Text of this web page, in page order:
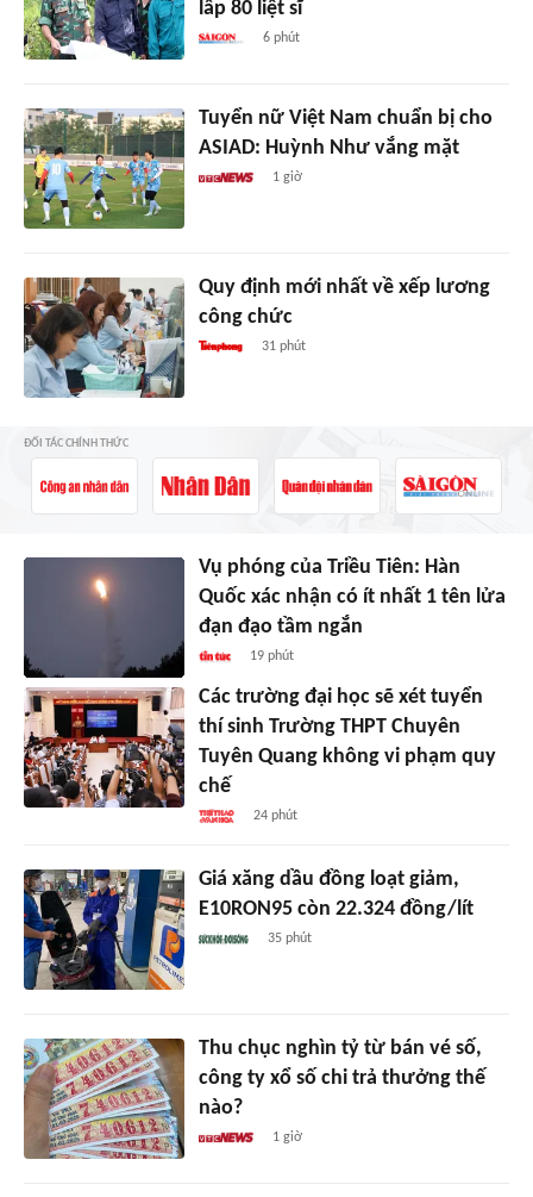
lấp 80 liệt sĩ
6 phút
Tuyển nữ Việt Nam chuẩn bị cho
ASIAD: Huỳnh Như vắng mặt
1 giờ
Quy định mới nhất về xếp lương
công chức
31 phút
ĐỐI TÁC CHÍNH THỨC
Vụ phóng của Triều Tiên: Hàn
Quốc xác nhận có ít nhất 1 tên lửa
đạn đạo tầm ngắn
19 phút
Các trường đại học sẽ xét tuyển
thí sinh Trường THPT Chuyên
Tuyên Quang không vi phạm quy
chế
24 phút
Giá xăng dầu đồng loạt giảm,
E10RON95 còn 22.324 đồng/lít
35 phút
Thu chục nghìn tỷ từ bán vé số,
công ty xổ số chi trả thưởng thế
nào?
1 giờ